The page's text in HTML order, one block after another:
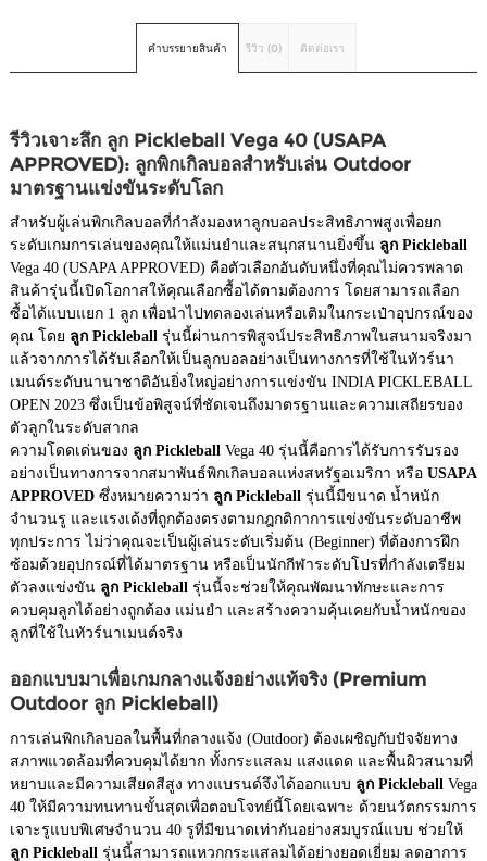
คำบรรยายสินค้า รีวิว (0) ติดต่อเรา
รีวิวเจาะลึก ลูก Pickleball Vega 40 (USAPA
APPROVED): ลูกพิกเกิลบอลสำหรับเล่น Outdoor
มาตรฐานแข่งขันระดับโลก
สำหรับผู้เล่นพิกเกิลบอลที่กำลังมองหาลูกบอลประสิทธิภาพสูงเพื่อยก
ระดับเกมการเล่นของคุณให้แม่นยำและสนุกสนานยิ่งขึ้น ลูก Pickleball
Vega 40 (USAPA APPROVED) คือตัวเลือกอันดับหนึ่งที่คุณไม่ควรพลาด
สินค้ารุ่นนี้เปิดโอกาสให้คุณเลือกซื้อได้ตามต้องการ โดยสามารถเลือก
ซื้อได้แบบแยก 1 ลูก เพื่อนำไปทดลองเล่นหรือเติมในกระเป๋าอุปกรณ์ของ
คุณ โดย ลูก Pickleball รุ่นนี้ผ่านการพิสูจน์ประสิทธิภาพในสนามจริงมา
แล้วจากการได้รับเลือกให้เป็นลูกบอลอย่างเป็นทางการที่ใช้ในทัวร์นา
เมนต์ระดับนานาชาติอันยิ่งใหญ่อย่างการแข่งขัน INDIA PICKLEBALL
OPEN 2023 ซึ่งเป็นข้อพิสูจน์ที่ชัดเจนถึงมาตรฐานและความเสถียรของ
ตัวลูกในระดับสากล
ความโดดเด่นของ ลูก Pickleball Vega 40 รุ่นนี้คือการได้รับการรับรอง
อย่างเป็นทางการจากสมาพันธ์พิกเกิลบอลแห่งสหรัฐอเมริกา หรือ USAPA
APPROVED ซึ่งหมายความว่า ลูก Pickleball รุ่นนี้มีขนาด น้ำหนัก
จำนวนรู และแรงเด้งที่ถูกต้องตรงตามกฎกติกาการแข่งขันระดับอาชีพ
ทุกประการ ไม่ว่าคุณจะเป็นผู้เล่นระดับเริ่มต้น (Beginner) ที่ต้องการฝึก
ซ้อมด้วยอุปกรณ์ที่ได้มาตรฐาน หรือเป็นนักกีฬาระดับโปรที่กำลังเตรียม
ตัวลงแข่งขัน ลูก Pickleball รุ่นนี้จะช่วยให้คุณพัฒนาทักษะและการ
ควบคุมลูกได้อย่างถูกต้อง แม่นยำ และสร้างความคุ้นเคยกับน้ำหนักของ
ลูกที่ใช้ในทัวร์นาเมนต์จริง
ออกแบบมาเพื่อเกมกลางแจ้งอย่างแท้จริง (Premium
Outdoor ลูก Pickleball)
การเล่นพิกเกิลบอลในพื้นที่กลางแจ้ง (Outdoor) ต้องเผชิญกับปัจจัยทาง
สภาพแวดล้อมที่ควบคุมได้ยาก ทั้งกระแสลม แสงแดด และพื้นผิวสนามที่
หยาบและมีความเสียดสีสูง ทางแบรนด์จึงได้ออกแบบ ลูก Pickleball Vega
40 ให้มีความทนทานขั้นสุดเพื่อตอบโจทย์นี้โดยเฉพาะ ด้วยนวัตกรรมการ
เจาะรูแบบพิเศษจำนวน 40 รูที่มีขนาดเท่ากันอย่างสมบูรณ์แบบ ช่วยให้
ลูก Pickleball รุ่นนี้สามารถแหวกกระแสลมได้อย่างยอดเยี่ยม ลดอาการ